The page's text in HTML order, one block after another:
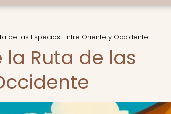
de las Especias: Entre Oriente y Occidente
la Ruta de las